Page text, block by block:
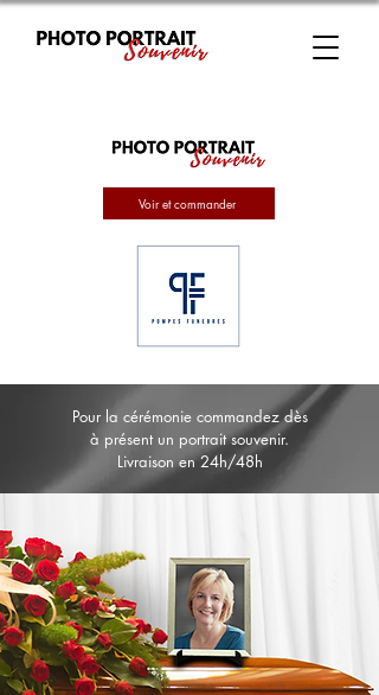
Voir et commander
Pour la cérémonie commandez dès
à présent un portrait souvenir.
Livraison en 24h/48h